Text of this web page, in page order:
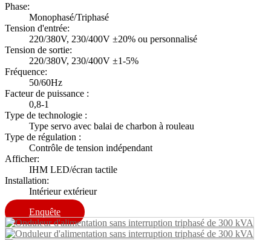
Phase:
Monophasé/Triphasé
Tension d'entrée:
220/380V, 230/400V ±20% ou personnalisé
Tension de sortie:
220/380V, 230/400V ±1-5%
Fréquence:
50/60Hz
Facteur de puissance :
0,8-1
Type de technologie :
Type servo avec balai de charbon à rouleau
Type de régulation :
Contrôle de tension indépendant
Afficher:
IHM LED/écran tactile
Installation:
Intérieur extérieur
Enquête